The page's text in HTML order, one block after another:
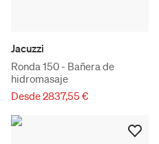
Jacuzzi
Ronda 150 - Bañera de
hidromasaje
Desde 2837,55 €